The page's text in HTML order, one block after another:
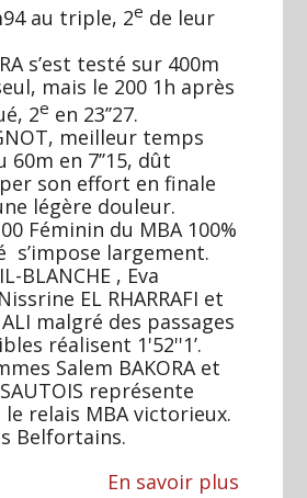
au triple, 2e de leur
s’est testé sur 400m
mais le 200 1h après
2e en 23’’27.
meilleur temps
en 7’’15, dût
son effort en finale
légère douleur.
Féminin du MBA 100%
s’impose largement.
BLANCHE , Eva
EL RHARRAFI et
malgré des passages
réalisent 1'52''1’.
Salem BAKORA et
représente
relais MBA victorieux.
Belfortains.
En savoir plus